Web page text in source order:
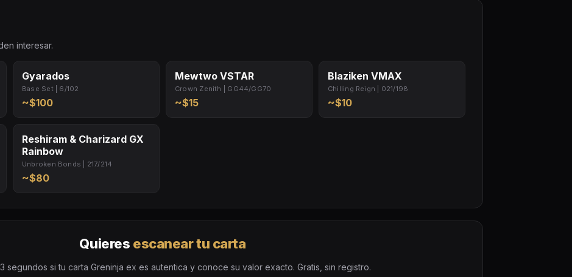
interesar.
Gyarados
Base Set | 6/102
~$100
Mewtwo VSTAR
Crown Zenith | GG44/GG70
~$15
Blaziken VMAX
Chilling Reign | 021/198
~$10
Reshiram & Charizard GX
Rainbow
Unbroken Bonds | 217/214
~$80
Quieres escanear tu carta
segundos si tu carta Greninja ex es autentica y conoce su valor exacto. Gratis, sin registro.